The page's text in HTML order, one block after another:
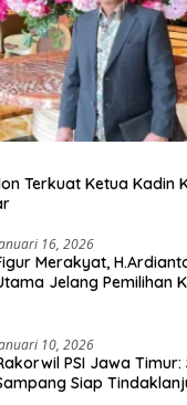
Terkuat Ketua Kadin
16, 2026
Merakyat,
Jelang Pemilihan
10, 2026
PSI Jawa Timur:
Siap